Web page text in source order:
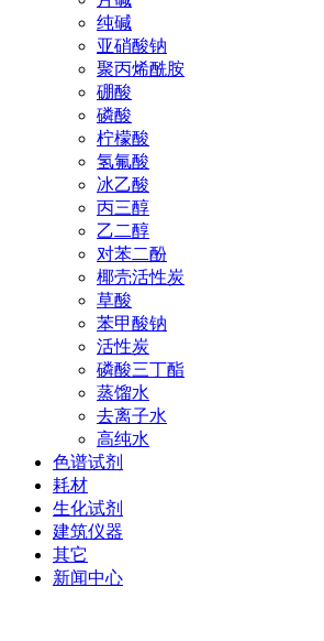
纯碱
亚硝酸钠
聚丙烯酰胺
硼酸
磷酸
柠檬酸
氢氟酸
冰乙酸
丙三醇
乙二醇
对苯二酚
椰壳活性炭
草酸
苯甲酸钠
活性炭
磷酸三丁酯
蒸馏水
去离子水
高纯水
色谱试剂
耗材
生化试剂
建筑仪器
其它
新闻中心